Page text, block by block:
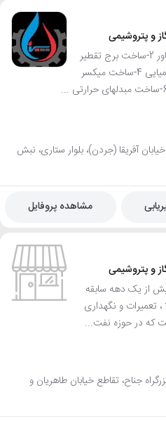
و پتروشیمی
1-ساخت مخزن سقف ثابت و شناور 2-ساخت برج تقطیر
خلا و اتمسفریک 3-ساخت راکتور شیمیایی 4-ساخت میکسر
خیابان آفریقا (جردن)، بلوار ستاری، نبش
مشاهده پروفایل
و پتروشیمی
از یک دهه سابقه
، تعمیرات و نگهداری
که در حوزه نفت...
بزرگراه جناح، تقاطع خیابان طاهریان و